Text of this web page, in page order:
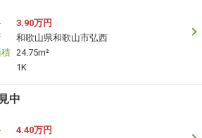
3.90万円
和歌山県和歌山市弘西
24.75m²
1K
中
4.40万円